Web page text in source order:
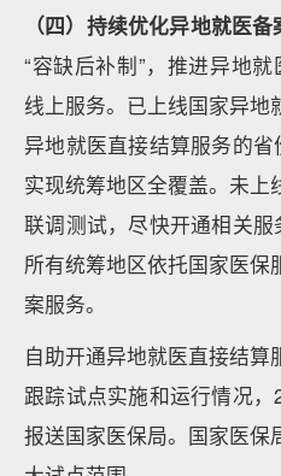
（四）持续优化异地就医备
“容缺后补制”，推进异地就
线上服务。已上线国家异地
异地就医直接结算服务的
实现统筹地区全覆盖。未上
联调测试，尽快开通相关
所有统筹地区依托国家医保
案服务。
自助开通异地就医直接结
跟踪试点实施和运行情况
报送国家医保局。国家医保